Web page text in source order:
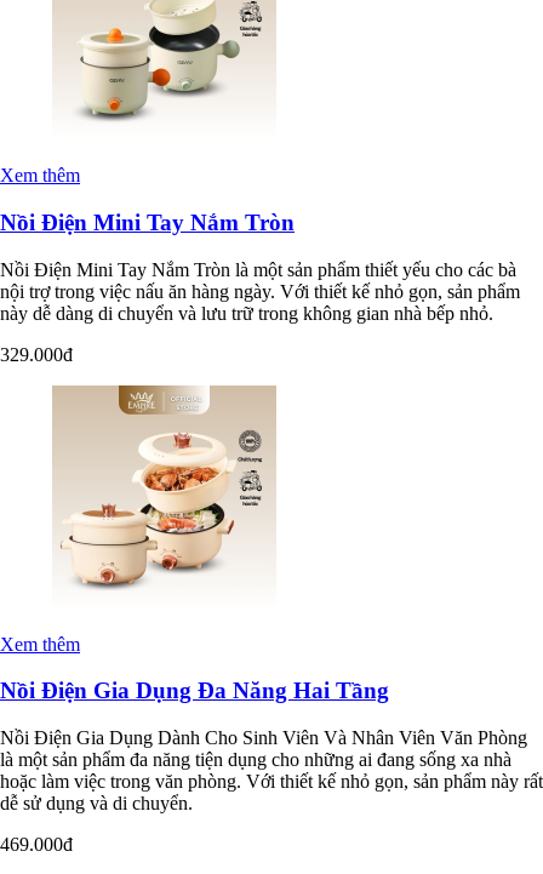
Xem thêm
Nồi Điện Mini Tay Nắm Tròn
Nồi Điện Mini Tay Nắm Tròn là một sản phẩm thiết yếu cho các bà
nội trợ trong việc nấu ăn hàng ngày. Với thiết kế nhỏ gọn, sản phẩm
này dễ dàng di chuyển và lưu trữ trong không gian nhà bếp nhỏ.
329.000đ
Xem thêm
Nồi Điện Gia Dụng Đa Năng Hai Tầng
Nồi Điện Gia Dụng Dành Cho Sinh Viên Và Nhân Viên Văn Phòng
là một sản phẩm đa năng tiện dụng cho những ai đang sống xa nhà
hoặc làm việc trong văn phòng. Với thiết kế nhỏ gọn, sản phẩm này rất
dễ sử dụng và di chuyển.
469.000đ